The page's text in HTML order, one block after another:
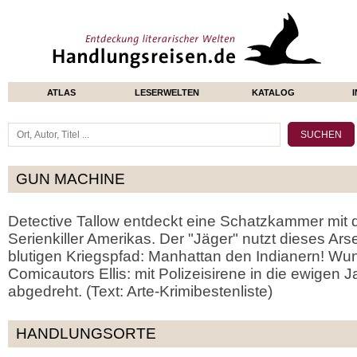
ATLAS LESERWELTEN KATALOG
GUN MACHINE
Detective Tallow entdeckt eine Schatzkammer mit
Serienkiller Amerikas. Der "Jäger" nutzt dieses
blutigen Kriegspfad: Manhattan den Indianern!
Comicautors Ellis: mit Polizeisirene in die ewigen
abgedreht. (Text: Arte-Krimibestenliste)
HANDLUNGSORTE